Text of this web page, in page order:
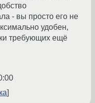
- вы просто его не
удобен,
требующих ещё